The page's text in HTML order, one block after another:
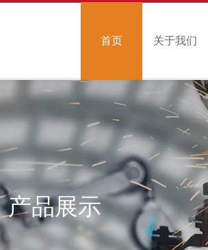
首页 关于我们
产品展示